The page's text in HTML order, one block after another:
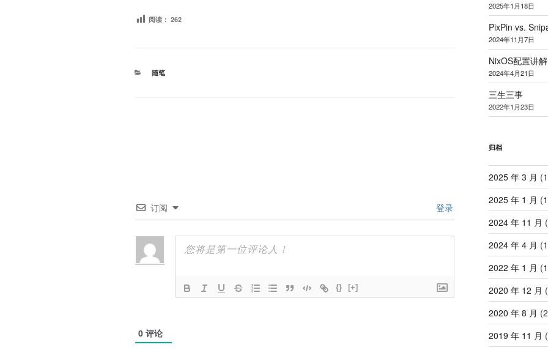
阅读： 262
分
随笔
订阅 登录
{} [+]
0 评论
2025年1 月18日
PixPin vs.
2024年11 月7日
NixOS配置讲解
2024年4月21日
三生三事
2022年1 月23日
归档
2025 年 3 月
2025 年 1 月
2024 年 11 月
2024 年 4 月
2022 年 1 月
2020 年 12 月
2020 年 8 月
2019 年 11 月